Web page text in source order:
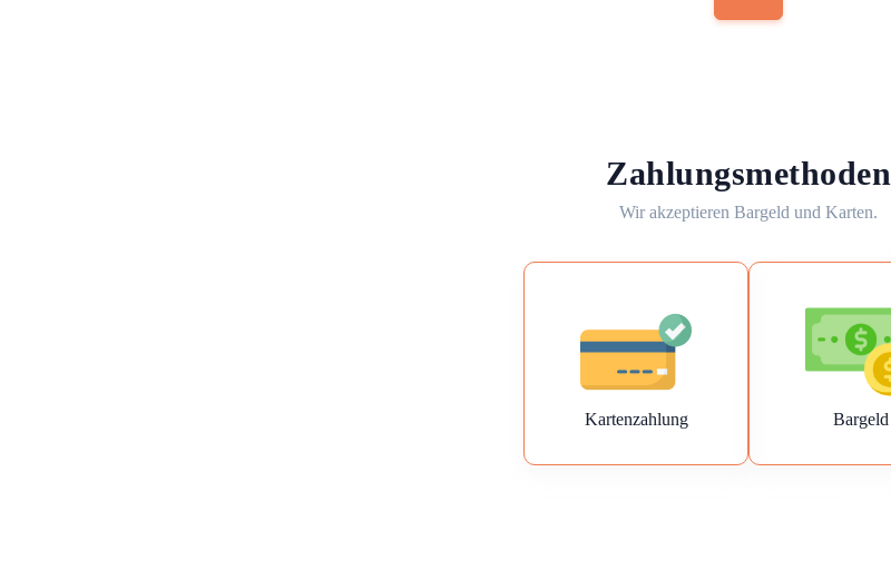
Zahlungsmethoden
Wir akzeptieren Bargeld und Karten.
Kartenzahlung Bargeld